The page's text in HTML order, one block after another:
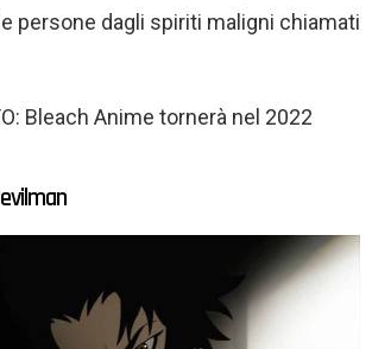
persone dagli spiriti maligni chiamati
Bleach Anime tornerà nel 2022